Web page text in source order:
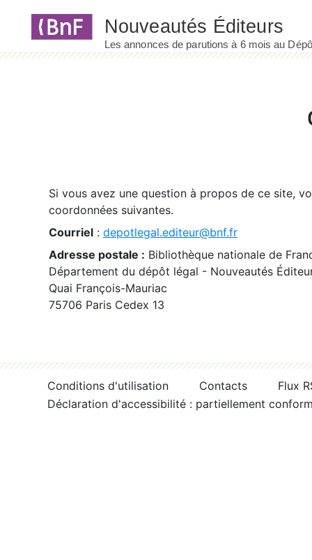
Si vous avez une question à propos de ce site,
coordonnées suivantes.
Courriel : depotlegal.editeur@bnf.fr
Adresse postale : Bibliothèque nationale de
Département du dépôt légal - Nouveautés
Quai François-Mauriac
75706 Paris Cedex 13
Conditions d'utilisation Contacts
Flux
Déclaration d'accessibilité : partiellement